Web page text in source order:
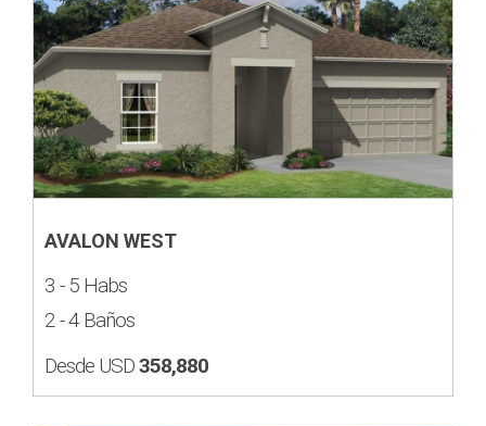
AVALON WEST
3 - 5 Habs
2 - 4 Baños
Desde USD358,880